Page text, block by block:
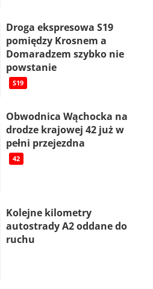
Droga ekspresowa S19
pomiędzy Krosnem a
Domaradzem szybko nie
powstanie
S19
Obwodnica Wąchocka na
drodze krajowej 42 już w
pełni przejezdna
42
Kolejne kilometry
autostrady A2 oddane do
ruchu